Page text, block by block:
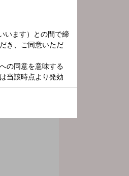
人には聞けない